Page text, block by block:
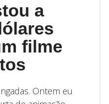
a
filme
Ontem eu